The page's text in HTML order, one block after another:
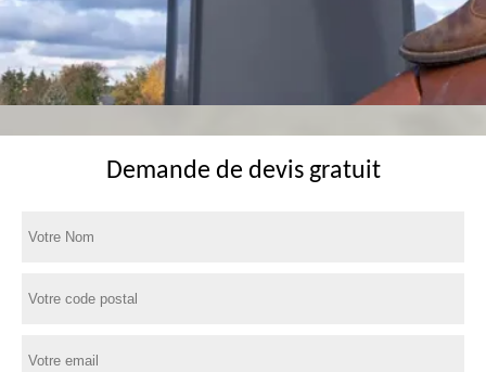
Demande de devis gratuit